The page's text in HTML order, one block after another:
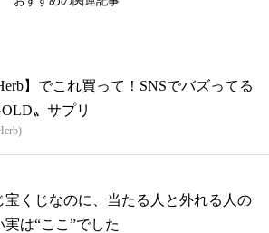
】でこれ買って！SNSでバズってる
〟サプリ
宝くじなのに、当たる人と外れる人の
実は“ここ”でした